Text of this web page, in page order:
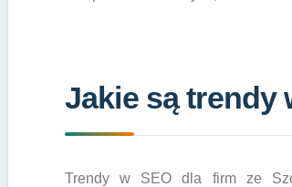
Jakie są trendy
Trendy w SEO dla firm ze